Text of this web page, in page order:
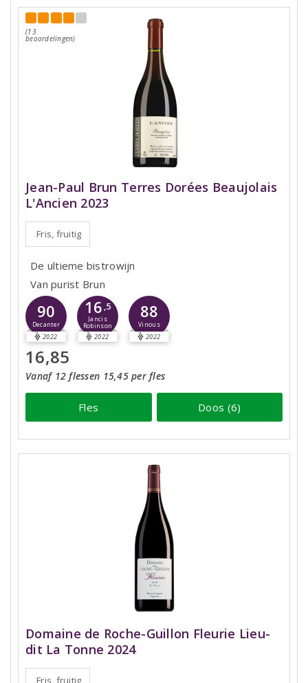
(13
beoordelingen)
Jean-Paul Brun Terres Dorées Beaujolais
L'Ancien 2023
Fris, fruitig
De ultieme bistrowijn
Van purist Brun
90
Decanter
2022
16 ,5
Jancis
Robinson
2022
88
Vinous
2022
16,85
Vanaf 12 flessen 15,45 per fles
Fles Doos (6)
Domaine de Roche-Guillon Fleurie Lieu-
dit La Tonne 2024
Fris, fruitig